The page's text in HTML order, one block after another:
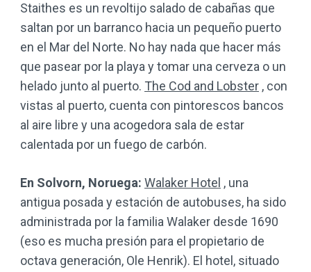
Staithes es un revoltijo salado de cabañas que
saltan por un barranco hacia un pequeño puerto
en el Mar del Norte. No hay nada que hacer más
que pasear por la playa y tomar una cerveza o un
helado junto al puerto. The Cod and Lobster , con
vistas al puerto, cuenta con pintorescos bancos
al aire libre y una acogedora sala de estar
calentada por un fuego de carbón.
En Solvorn, Noruega: Walaker Hotel , una
antigua posada y estación de autobuses, ha sido
administrada por la familia Walaker desde 1690
(eso es mucha presión para el propietario de
octava generación, Ole Henrik). El hotel, situado